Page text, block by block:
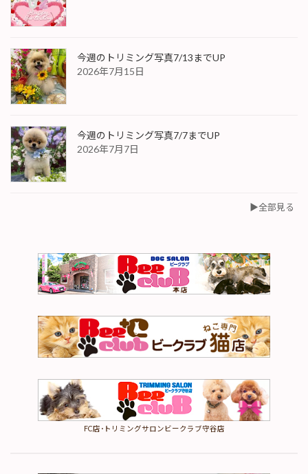
今週のトリミング写真7/13までUP
2026年7月15日
今週のトリミング写真7/7までUP
2026年7月7日
▶︎全部見る
FC店･トリミングサロンビークラブ守谷店